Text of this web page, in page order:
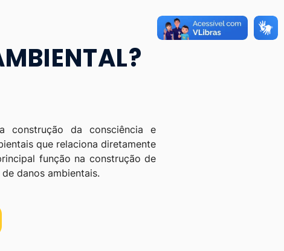
construção da consciência e
que relaciona diretamente
função na construção de
danos ambientais.